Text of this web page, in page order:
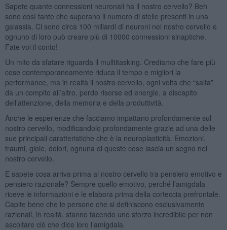
Sapete quante connessioni neuronali ha il nostro cervello? Beh
sono così tante che superano il numero di stelle presenti in una
galassia. Ci sono circa 100 miliardi di neuroni nel nostro cervello e
ognuno di loro può creare più di 10000 connessioni sinaptiche.
Fate voi il conto!
Un mito da sfatare riguarda il mulltitasking. Crediamo che fare più
cose contemporaneamente riduca il tempo e migliori la
performance, ma in realtà il nostro cervello, ogni volta che “salta”
da un compito all’altro, perde risorse ed energie, a discapito
dell’attenzione, della memoria e della produttività.
Anche le esperienze che facciamo impattano profondamente sul
nostro cervello, modificandolo profondamente grazie ad una delle
sue principali caratteristiche che è la neuroplasticità. Emozioni,
traumi, gioie, dolori, ognuna di queste cose lascia un segno nel
nostro cervello.
E sapete cosa arriva prima al nostro cervello tra pensiero emotivo e
pensiero razionale? Sempre quello emotivo, perché l’amigdala
riceve le informazioni e le elabora prima della corteccia prefrontale.
Capite bene che le persone che si definiscono esclusivamente
razionali, in realtà, stanno facendo uno sforzo incredibile per non
ascoltare ciò che dice loro l’amigdala.